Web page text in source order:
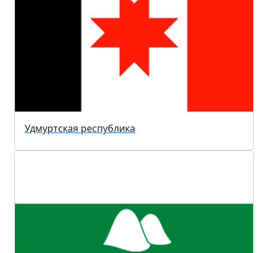
Удмуртская республика